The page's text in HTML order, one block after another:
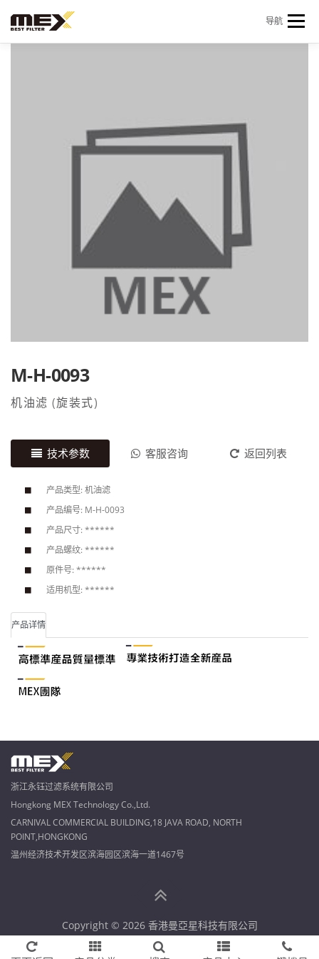
导航
M-H-0093
机油滤 (旋装式)
技术参数 客服咨询 返回列表
产品类型: 机油滤
产品编号: M-H-0093
产品尺寸: ******
产品螺纹: ******
原件号: ******
适用机型: ******
产品详情
浙江永钰过滤系统有限公司
Hongkong MEX Technology Co.,Ltd.
CARNIVAL COMMERCIAL BUILDING,18 JAVA ROAD, NORTH
POINT,HONGKONG
温州经济技术开发区滨海园区滨海一道1467号
Copyright © 2026 香港曼亞星科技有限公司